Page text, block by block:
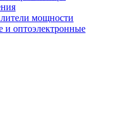
мощности
и оптоэлектронные